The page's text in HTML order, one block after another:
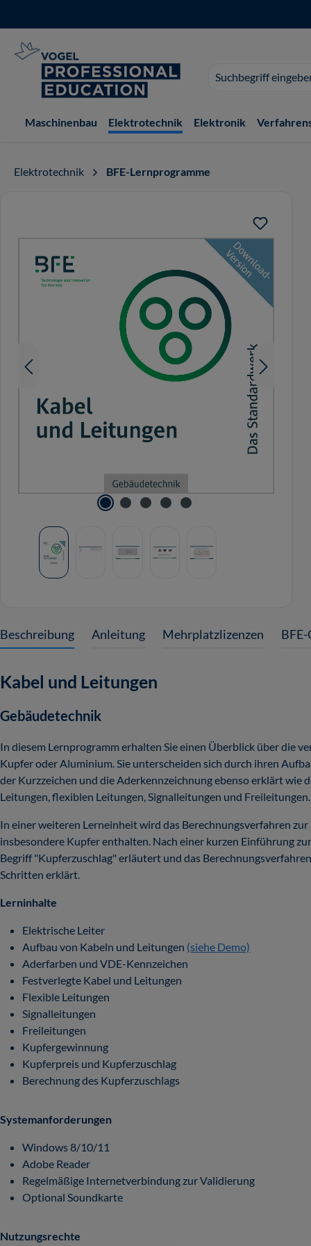
Suchvorschläge
erscheinen
der
Maschinenbau Elektrotechnik Elektronik
Elektrotechnik BFE-Lernprogramme
Beschreibung Anleitung Mehrplatzlizenzen
Kabel und Leitungen
Gebäudetechnik
In diesem Lernprogramm erhalten Sie einen Überblick über die
Kupfer oder Aluminium. Sie unterscheiden sich durch ihren
der Kurzzeichen und die Aderkennzeichnung ebenso erklärt
Leitungen, flexiblen Leitungen, Signalleitungen und Freileitungen.
In einer weiteren Lerneinheit wird das Berechnungsverfahren
insbesondere Kupfer enthalten. Nach einer kurzen Einführung
Begriff "Kupferzuschlag" erläutert und das
Schritten erklärt.
Lerninhalte
Elektrische Leiter
Aufbau von Kabeln und Leitungen (siehe Demo)
Aderfarben und VDE-Kennzeichen
Festverlegte Kabel und Leitungen
Flexible Leitungen
Signalleitungen
Freileitungen
Kupfergewinnung
Kupferpreis und Kupferzuschlag
Berechnung des Kupferzuschlags
Systemanforderungen
Windows 8/10/11
Adobe Reader
Regelmäßige Internetverbindung zur Validierung
Optional Soundkarte
Nutzungsrechte